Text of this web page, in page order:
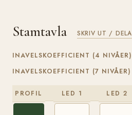
Stamtavla SKRIV UT / DELA
INAVELSKOEFFICIENT (4 NIVÅER)
INAVELSKOEFFICIENT (7 NIVÅER)
PROFIL LED 1 LED 2